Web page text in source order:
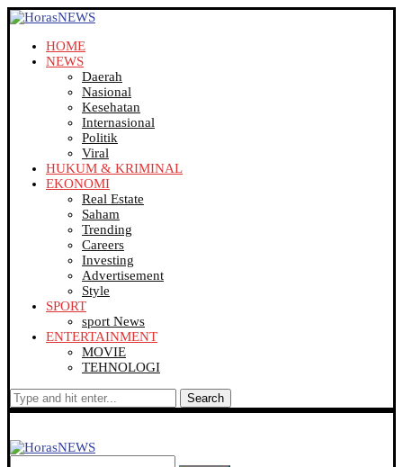
HOME
NEWS
Daerah
Nasional
Kesehatan
Internasional
Politik
Viral
HUKUM & KRIMINAL
EKONOMI
Real Estate
Saham
Trending
Careers
Investing
Advertisement
Style
SPORT
sport News
ENTERTAINMENT
MOVIE
TEHNOLOGI
Search